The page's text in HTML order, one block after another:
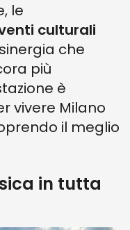
le
culturali
che
più
è
vivere Milano
il meglio
in tutta